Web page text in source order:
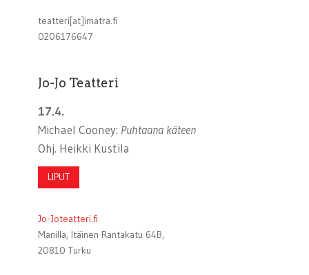
teatteri[at]imatra.fi
0206176647
Jo-Jo Teatteri
17.4.
Michael Cooney: Puhtaana käteen
Ohj. Heikki Kustila
LIPUT
Jo-Joteatteri.fi
Manilla, Itäinen Rantakatu 64B,
20810 Turku